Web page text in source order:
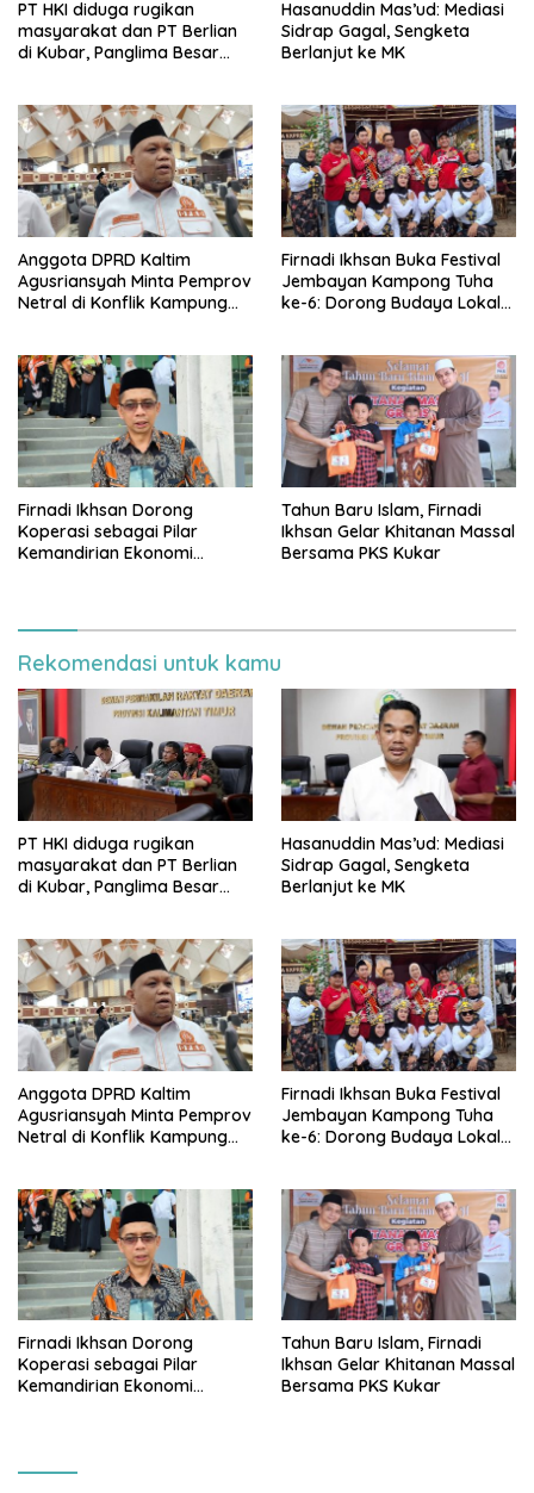
PT HKI diduga rugikan
masyarakat dan PT Berlian
di Kubar, Panglima Besar
Hasanuddin Mas’ud: Mediasi
Sidrap Gagal, Sengketa
Berlanjut ke MK
Anggota DPRD Kaltim
Agusriansyah Minta Pemprov
Netral di Konflik Kampung
Firnadi Ikhsan Buka Festival
Jembayan Kampong Tuha
ke-6: Dorong Budaya Lokal
Firnadi Ikhsan Dorong
Koperasi sebagai Pilar
Kemandirian Ekonomi
Tahun Baru Islam, Firnadi
Ikhsan Gelar Khitanan Massal
Bersama PKS Kukar
Rekomendasi untuk kamu
PT HKI diduga rugikan
masyarakat dan PT Berlian
di Kubar, Panglima Besar
Hasanuddin Mas’ud: Mediasi
Sidrap Gagal, Sengketa
Berlanjut ke MK
Anggota DPRD Kaltim
Agusriansyah Minta Pemprov
Netral di Konflik Kampung
Firnadi Ikhsan Buka Festival
Jembayan Kampong Tuha
ke-6: Dorong Budaya Lokal
Firnadi Ikhsan Dorong
Koperasi sebagai Pilar
Kemandirian Ekonomi
Tahun Baru Islam, Firnadi
Ikhsan Gelar Khitanan Massal
Bersama PKS Kukar